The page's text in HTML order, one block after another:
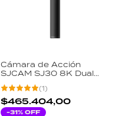
Cámara de Acción
SJCAM SJ30 8K Dual
Lens Estabilización
SteadyMotion 2.0
Sumergible 48MP
Pantalla Táctil
(1)
$465.404,00
-31% OFF